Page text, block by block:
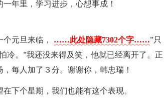
年里，学习进步，心想事成！
个元旦来临， ……此处隐藏7302个字……”只
冷。”我还没来得及笑，他就已经离开了。正
每人加了３分。谢谢你，韩忠瑞！
下个星期，我们也能有这个表现。